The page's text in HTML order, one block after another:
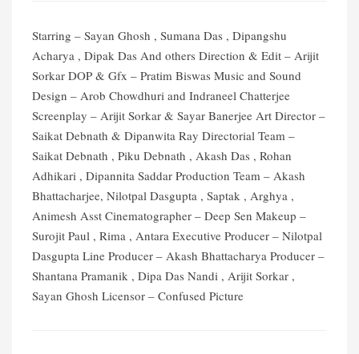
Starring – Sayan Ghosh , Sumana Das , Dipangshu
Acharya , Dipak Das And others Direction & Edit – Arijit
Sorkar DOP & Gfx – Pratim Biswas Music and Sound
Design – Arob Chowdhuri and Indraneel Chatterjee
Screenplay – Arijit Sorkar & Sayar Banerjee Art Director –
Saikat Debnath & Dipanwita Ray Directorial Team –
Saikat Debnath , Piku Debnath , Akash Das , Rohan
Adhikari , Dipannita Saddar Production Team – Akash
Bhattacharjee, Nilotpal Dasgupta , Saptak , Arghya ,
Animesh Asst Cinematographer – Deep Sen Makeup –
Surojit Paul , Rima , Antara Executive Producer – Nilotpal
Dasgupta Line Producer – Akash Bhattacharya Producer –
Shantana Pramanik , Dipa Das Nandi , Arijit Sorkar ,
Sayan Ghosh Licensor – Confused Picture